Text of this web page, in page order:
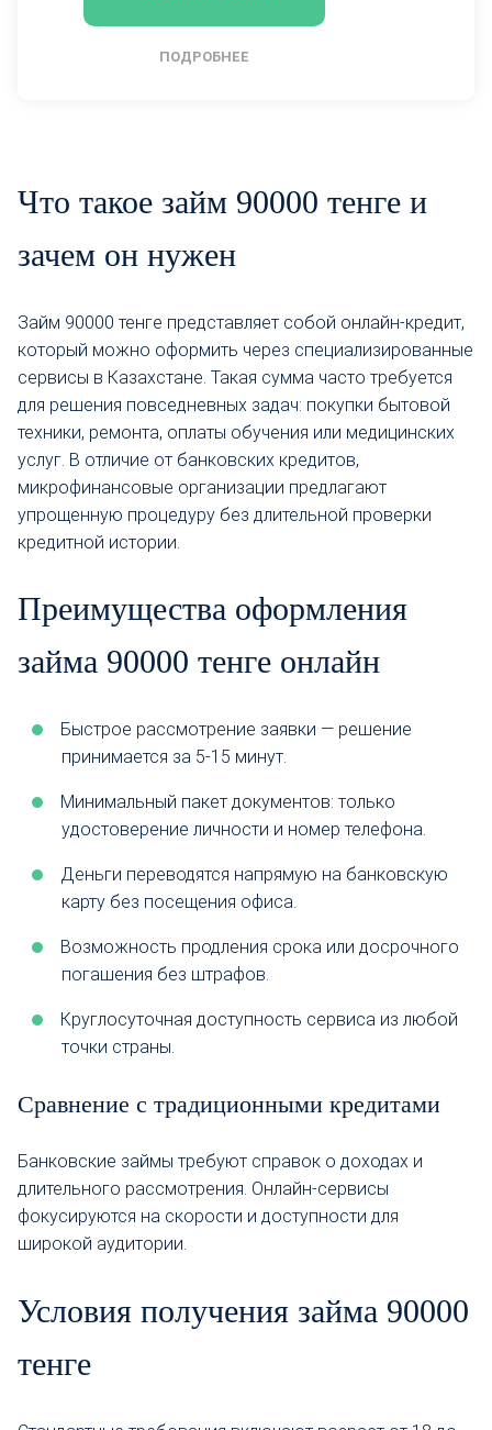
ПОДРОБНЕЕ
Что такое займ 90000 тенге и
зачем он нужен
Займ 90000 тенге представляет собой онлайн-кредит,
который можно оформить через специализированные
сервисы в Казахстане. Такая сумма часто требуется
для решения повседневных задач: покупки бытовой
техники, ремонта, оплаты обучения или медицинских
услуг. В отличие от банковских кредитов,
микрофинансовые организации предлагают
упрощенную процедуру без длительной проверки
кредитной истории.
Преимущества оформления
займа 90000 тенге онлайн
Быстрое рассмотрение заявки — решение
принимается за 5-15 минут.
Минимальный пакет документов: только
удостоверение личности и номер телефона.
Деньги переводятся напрямую на банковскую
карту без посещения офиса.
Возможность продления срока или досрочного
погашения без штрафов.
Круглосуточная доступность сервиса из любой
точки страны.
Сравнение с традиционными кредитами
Банковские займы требуют справок о доходах и
длительного рассмотрения. Онлайн-сервисы
фокусируются на скорости и доступности для
широкой аудитории.
Условия получения займа 90000
тенге